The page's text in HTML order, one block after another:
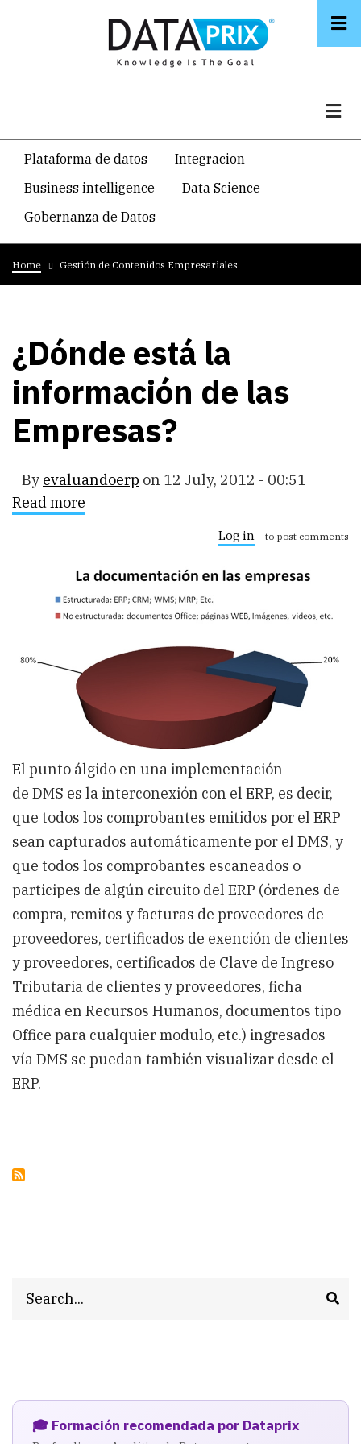
Navegacion
temática
principal
Plataforma de datos
Integracion
Business intelligence
Data Science
Gobernanza de Datos
Breadcrumb
Home Gestión de Contenidos Empresariales
¿Dónde está la
información de las
Empresas?
By evaluandoerp on 12 July, 2012 - 00:51
Read more
de
Empresas?
Log in to post comments
El punto álgido en una implementación
de DMS es la interconexión con el ERP, es decir,
que todos los comprobantes emitidos por el ERP
sean capturados automáticamente por el DMS, y
que todos los comprobantes escaneados o
participes de algún circuito del ERP (órdenes de
compra, remitos y facturas de proveedores de
proveedores, certificados de exención de clientes
y proveedores, certificados de Clave de Ingreso
Tributaria de clientes y proveedores, ficha
médica en Recursos Humanos, documentos tipo
Office para cualquier modulo, etc.) ingresados
vía DMS se puedan también visualizar desde el
ERP.
🎓 Formación recomendada por Dataprix